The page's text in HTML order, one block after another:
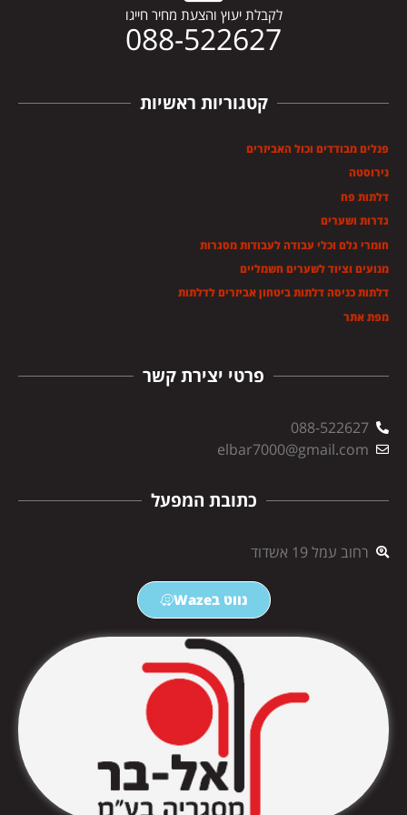
לקבלת יעוץ והצעת מחיר חייגו
088-522627
פרטי יצירת קשר
088-522627
elbar7000@gmail.com
כתובת המפעל
רחוב עמל 19 אשדוד
נווט בWaze
קטגוריות ראשיות
פנלים מבודדים וכול האביזרים
נירוסטה
דלתות פח
גדרות ושערים
חומרי גלם וכלי עבודה לעבודות מסגרות
מנועים וציוד לשערים חשמליים
דלתות כניסה דלתות ביטחון אביזרים לדלתות
מפת אתר